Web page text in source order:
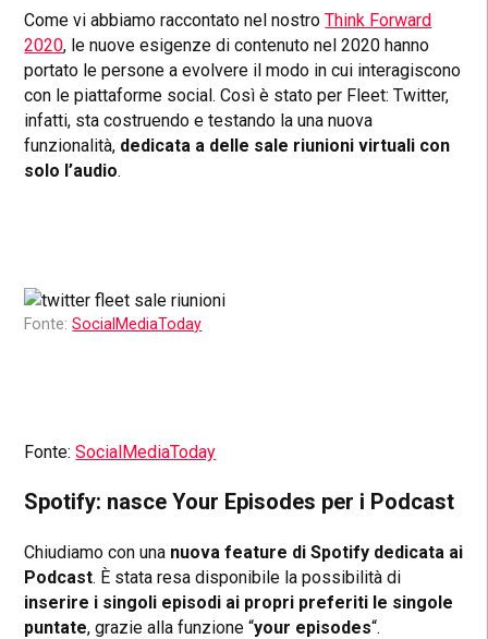
Come vi abbiamo raccontato nel nostroThink Forward
2020, le nuove esigenze di contenuto nel 2020 hanno
portato le persone a evolvere il modo in cui interagiscono
con le piattaforme social. Così è stato per Fleet: Twitter,
infatti, sta costruendo e testando la una nuova
funzionalità, dedicata a delle sale riunioni virtuali con
solo l’audio.
Fonte:SocialMediaToday
Fonte:SocialMediaToday
Spotify: nasce Your Episodes per i Podcast
Chiudiamo con una nuova feature di Spotify dedicata ai
Podcast. È stata resa disponibile la possibilità di
inserire i singoli episodi ai propri preferiti le singole
puntate, grazie alla funzione “your episodes“.